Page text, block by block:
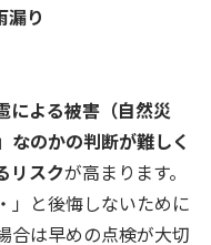
漏り
による被害（自然災
なのかの判断が難しく
リスクが高まります。
」と後悔しないために
合は早めの点検が大切